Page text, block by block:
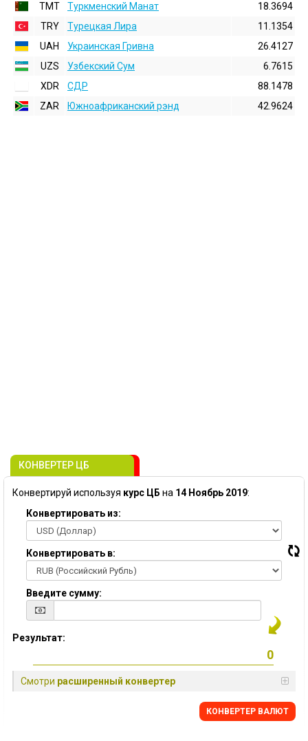
TMT
Туркменский Манат
18.3694
TRY
Турецкая Лира
11.1354
UAH
Украинская Гривна
26.4127
UZS
Узбекский Сум
6.7615
XDR
СДР
88.1478
ZAR
Южноафриканский рэнд 42.9624
КОНВЕРТЕР ЦБ
Конвертируй используя курс ЦБ на 14 Ноябрь 2019:
Конвертировать из:
Конвертировать в:
Введите сумму:
Результат:
Смотри расширенный конвертер
КОНВЕРТЕР ВАЛЮТ